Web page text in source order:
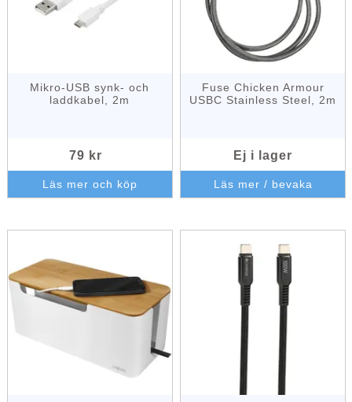
Mikro-USB synk- och
laddkabel, 2m
79 kr
Läs mer och köp
Fuse Chicken Armour
USBC Stainless Steel, 2m
Ej i lager
Läs mer / bevaka